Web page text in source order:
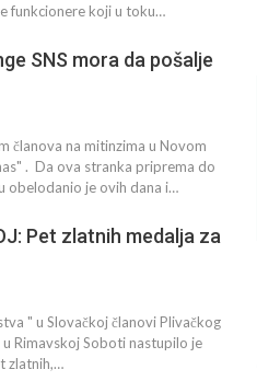
funkcionere koji u toku…
SNS mora da pošalje
članova na mitinzima u Novom
. Da ova stranka priprema do
obelodanio je ovih dana i…
Pet zlatnih medalja za
" u Slovačkoj članovi Plivačkog
Rimavskoj Soboti nastupilo je
zlatnih,…